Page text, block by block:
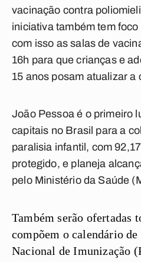
vacinação contra
iniciativa também tem
com isso as salas de
16h para que crianças e
15 anos posam atualizar a
João Pessoa é o primeiro
capitais no Brasil para a
paralisia infantil, com
protegido, e planeja
pelo Ministério da Saúde
Também serão ofertadas
compõem o calendário
Nacional de Imunização